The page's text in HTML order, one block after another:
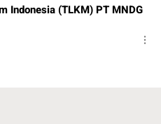
Indonesia (TLKM) PT MNDG